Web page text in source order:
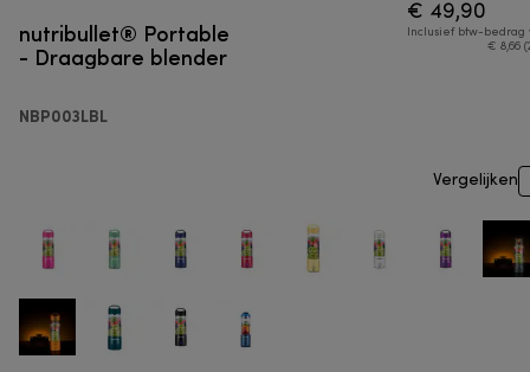
nutribullet® Portable
- Draagbare blender
NBP003LBL
€ 49,90
Inclusief btw-bedrag
€ 8,66
Vergelijken